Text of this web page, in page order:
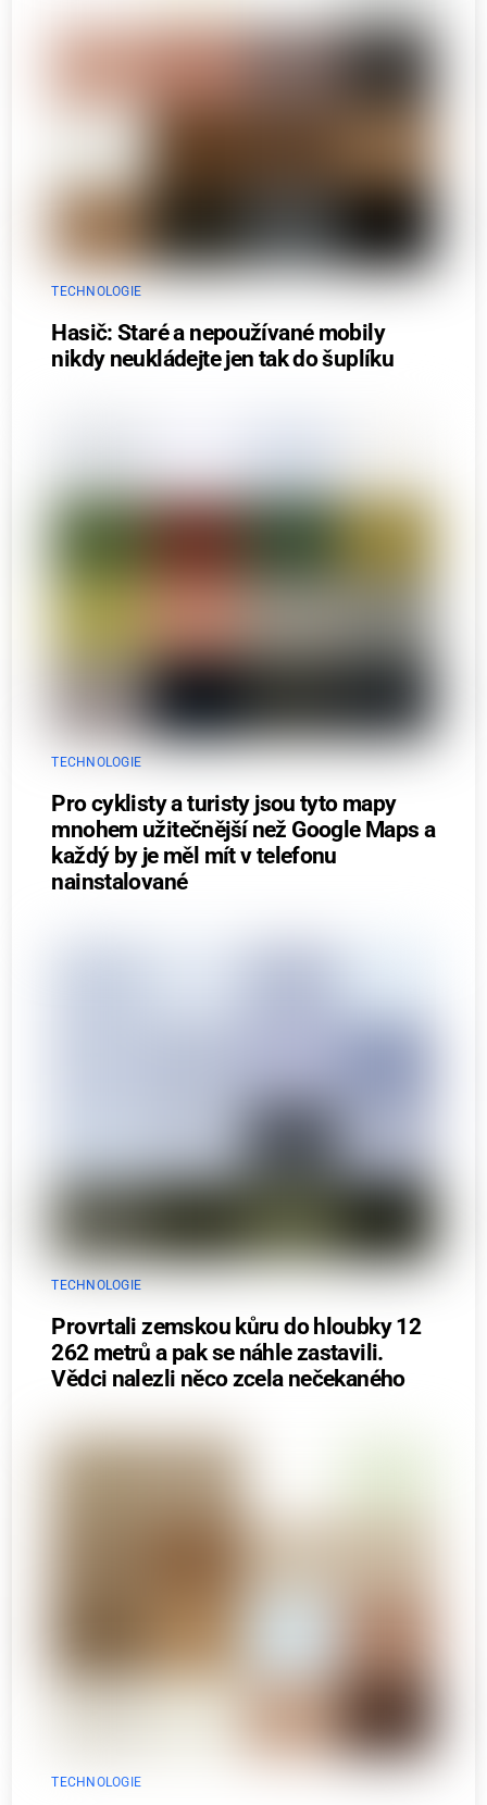
TECHNOLOGIE
Hasič: Staré a nepoužívané mobily
nikdy neukládejte jen tak do šuplíku
TECHNOLOGIE
Pro cyklisty a turisty jsou tyto mapy
mnohem užitečnější než Google Maps a
každý by je měl mít v telefonu
nainstalované
TECHNOLOGIE
Provrtali zemskou kůru do hloubky 12
262 metrů a pak se náhle zastavili.
Vědci nalezli něco zcela nečekaného
TECHNOLOGIE